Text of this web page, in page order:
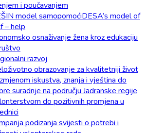
i poučavanjem
model samopomoćiDESA’s model of
– help
osnaživanje žena kroz edukaciju
razvoj
obrazovanje za kvalitetniji život
iskustva, znanja i vještina do
suradnje na području Jadranske regije
do pozitivnih promjena u
podizanja svijesti o potrebi i